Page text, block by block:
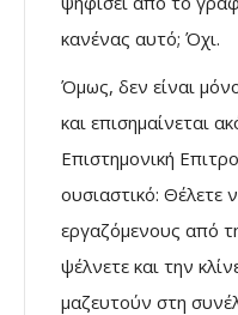
κανένας αυτό; Όχι.
Όμως, δεν είναι
και επισημαίνεται
Επιστημονική
ουσιαστικό: Θέλετε
εργαζόμενους από
ψέλνετε και την
μαζευτούν στη